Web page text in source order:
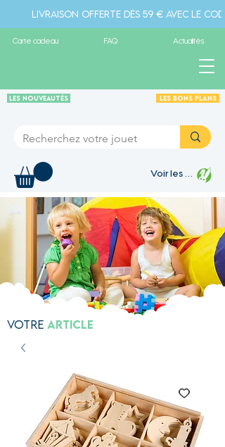
Livraison offerte dès 59 € avec le
Carte cadeau FAQ Actualités
Les Nouveautés Les Bons plans
Voir les points
Votre Article